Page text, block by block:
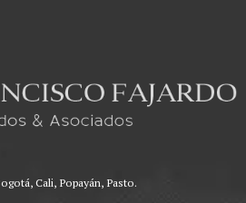
Cali, Popayán, Pasto.